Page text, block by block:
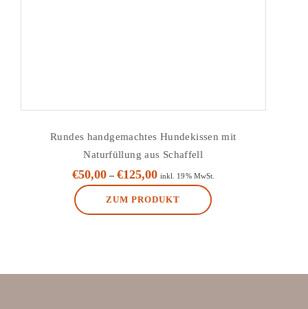
Rundes handgemachtes Hundekissen mit
Naturfüllung aus Schaffell
€50,00– €125,00 inkl. 19% MwSt.
ZUM PRODUKT
mehrere